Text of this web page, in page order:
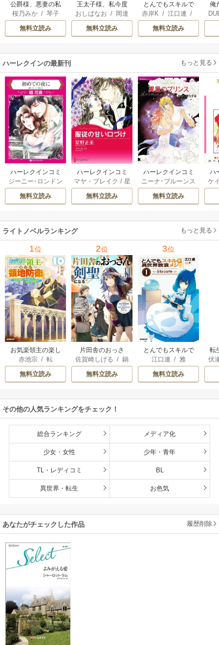
公爵様、悪妻の私
はもう放っておい
てください
桜乃みか/ 琴子
無料立読み
王太子様、私今度
こそあなたに殺さ
れたくないんで
す！ ～聖女に嵌め
二度目は串刺し回
おしばなお / 岡達
英茉
/ 先崎真琴
無料立読み
とんでもスキルで
異世界放浪メシ
赤岸K/ 江口連 /
雅
無料立読み
俺
ハーレクインの最新刊 もっと見る
ハーレクインコミ
ックス セット 202
6年 vol.1064 1巻
ジーニー･ロンドン
橘花夜 / メアリ
ー･ライアンズ
ーガン/星合操/ア
ン･ウィール/ 津寺
里可子
無料立読み
ハーレクインコミ
ックス セット 202
6年 vol.1002 1巻
マヤ・ブレイク / 星
野正美/
ヘレン･ブ
ルックス/のわきね
ウェイ/一重夕子
無料立読み
ハーレクインコミ
ックス セット 202
6年 vol.1063 1巻
ニーナ･ブルーンス
おおつきちずる
レベッカ･ヨーク
ーディ/海野みつる
サラ･ウッド/流
水凛子
無料立読み
ハ
ッ
ケ
ザ
ライトノベルランキング もっと見る
1位
お気楽領主の楽し
い領地防衛
赤池宗/ 転
無料立読み
2位
片田舎のおっさ
ん、剣聖になる
～ただの田舎の剣
術師範だったの
たちが俺を放って
くれない件～
佐賀崎しげる /鍋
島テツヒロ
無料立読み
3位
とんでもスキルで
異世界放浪メシ
江口連 / 雅
無料立読み
転
伏
その他の人気ランキングをチェック！
総合ランキング メディア化
少女・女性 少年・青年
TL・レディコミ BL
異世界・転生 お色気
あなたがチェックした作品 履歴削除